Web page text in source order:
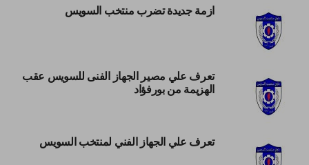
ازمة جديدة تضرب منتخب السويس
تعرف علي مصير الجهاز الفنى للسويس عقب
الهزيمة من بورفؤاد
تعرف علي الجهاز الفني لمنتخب السويس